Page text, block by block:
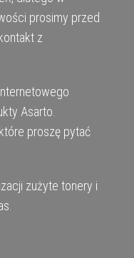
prosimy przed
z
Asarto.
proszę pytać
zużyte tonery i